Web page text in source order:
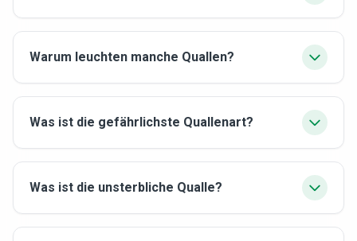
Warum leuchten manche Quallen?
Was ist die gefährlichste Quallenart?
Was ist die unsterbliche Qualle?